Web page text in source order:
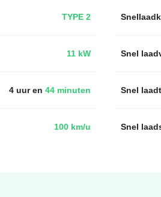
TYPE 2
11 kW
4 uur en 44 minuten
100 km/u
Snel
Snel
Snel